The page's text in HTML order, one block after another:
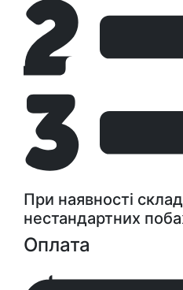
При наявності
нестандартних
Оплата